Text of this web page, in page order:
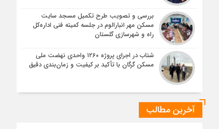
بررسی و تصویب طرح تکمیل مسجد سایت
مسکن مهر انبارالوم در جلسه کمیته فنی اداره‌کل
راه و شهرسازی گلستان
شتاب در اجرای پروژه ۱۲۶۰ واحدی نهضت ملی
مسکن گرگان با تأکید بر کیفیت و زمان‌بندی دقیق
آخرین مطالب